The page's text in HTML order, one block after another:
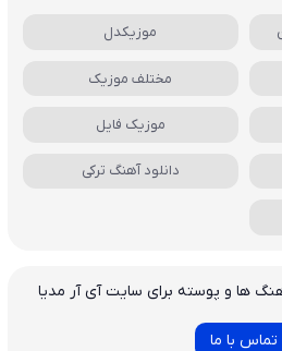
موزیکدل
مختلف موزیک
موزیک فایل
دانلود آهنگ ترکی
ها و پوسته برای سایت آی آر مدیا
تماس با ما